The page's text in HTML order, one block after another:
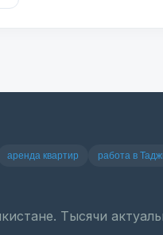
аренда квартир работа в
Тысячи